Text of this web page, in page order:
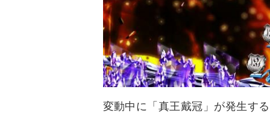
変動中に「真王戴冠」が発生す